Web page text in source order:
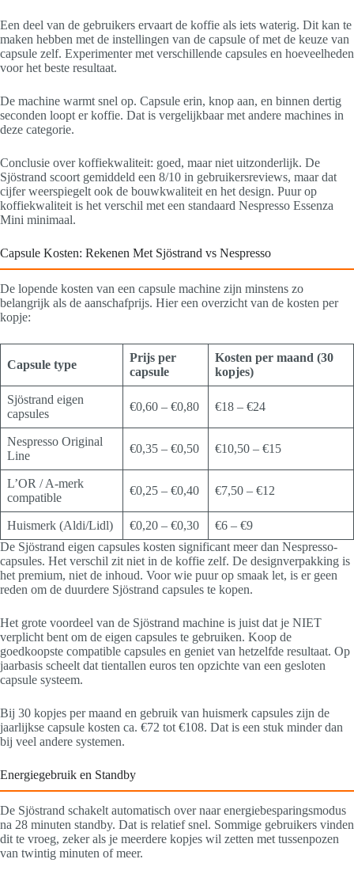
Een deel van de gebruikers ervaart de koffie als iets waterig. Dit kan te
maken hebben met de instellingen van de capsule of met de keuze van
capsule zelf. Experimenter met verschillende capsules en hoeveelheden
voor het beste resultaat.
De machine warmt snel op. Capsule erin, knop aan, en binnen dertig
seconden loopt er koffie. Dat is vergelijkbaar met andere machines in
deze categorie.
Conclusie over koffiekwaliteit: goed, maar niet uitzonderlijk. De
Sjöstrand scoort gemiddeld een 8/10 in gebruikersreviews, maar dat
cijfer weerspiegelt ook de bouwkwaliteit en het design. Puur op
koffiekwaliteit is het verschil met een standaard Nespresso Essenza
Mini minimaal.
Capsule Kosten: Rekenen Met Sjöstrand vs Nespresso
De lopende kosten van een capsule machine zijn minstens zo
belangrijk als de aanschafprijs. Hier een overzicht van de kosten per
kopje:
Capsule type
Prijs per
capsule
Kosten per maand (30
kopjes)
Sjöstrand eigen
capsules
€0,60 – €0,80 €18 – €24
Nespresso Original
Line
€0,35 – €0,50 €10,50 – €15
L’OR / A-merk
compatible
€0,25 – €0,40 €7,50 – €12
Huismerk (Aldi/Lidl) €0,20 – €0,30
€6 – €9
De Sjöstrand eigen capsules kosten significant meer dan Nespresso-
capsules. Het verschil zit niet in de koffie zelf. De designverpakking is
het premium, niet de inhoud. Voor wie puur op smaak let, is er geen
reden om de duurdere Sjöstrand capsules te kopen.
Het grote voordeel van de Sjöstrand machine is juist dat je NIET
verplicht bent om de eigen capsules te gebruiken. Koop de
goedkoopste compatible capsules en geniet van hetzelfde resultaat. Op
jaarbasis scheelt dat tientallen euros ten opzichte van een gesloten
capsule systeem.
Bij 30 kopjes per maand en gebruik van huismerk capsules zijn de
jaarlijkse capsule kosten ca. €72 tot €108. Dat is een stuk minder dan
bij veel andere systemen.
Energiegebruik en Standby
De Sjöstrand schakelt automatisch over naar energiebesparingsmodus
na 28 minuten standby. Dat is relatief snel. Sommige gebruikers vinden
dit te vroeg, zeker als je meerdere kopjes wil zetten met tussenpozen
van twintig minuten of meer.